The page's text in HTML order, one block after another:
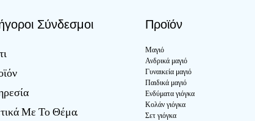
Σύνδεσμοι
Με Το Θέμα.
Προϊόν
Μαγιό
Ανδρικά μαγιό
Γυναικεία μαγιό
Παιδικά μαγιό
Ενδύματα γιόγκα
Κολάν γιόγκα
Σετ γιόγκα